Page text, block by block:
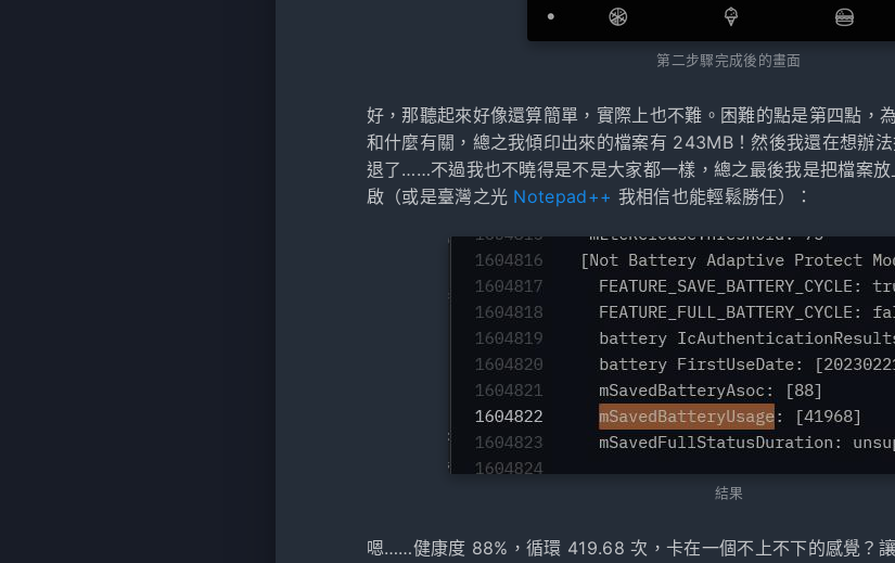
第二步驟完成後的畫面
好，那聽起來好像還算簡單，實際上也不難。困難的點是第四點，
和什麼有關，總之我傾印出來的檔案有 243MB！然後我還在想辦
退了……不過我也不曉得是不是大家都一樣，總之最後我是把檔案放
啟（或是臺灣之光 Notepad++ 我相信也能輕鬆勝任）：
結果
嗯……健康度 88%，循環 419.68 次，卡在一個不上不下的感覺？